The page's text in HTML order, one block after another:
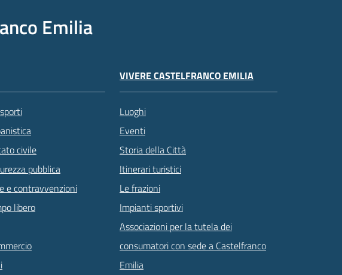
Emilia
civile
pubblica
e contravvenzioni
libero
VIVERE CASTELFRANCO EMILIA
Luoghi
Eventi
Storia della Città
Itinerari turistici
Le frazioni
Impianti sportivi
Associazioni per la tutela dei
consumatori con sede a Castelfranco
Emilia